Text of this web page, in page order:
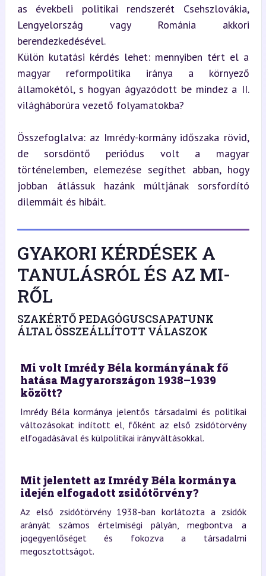
as évekbeli politikai rendszerét Csehszlovákia,
Lengyelország vagy Románia akkori
berendezkedésével.
Külön kutatási kérdés lehet: mennyiben tért el a
magyar reformpolitika iránya a környező
államokétól, s hogyan ágyazódott be mindez a II.
világháborúra vezető folyamatokba?
Összefoglalva: az Imrédy-kormány időszaka rövid,
de sorsdöntő periódus volt a magyar
történelemben, elemezése segíthet abban, hogy
jobban átlássuk hazánk múltjának sorsfordító
dilemmáit és hibáit.
GYAKORI KÉRDÉSEK A
TANULÁSRÓL ÉS AZ MI-
RŐL
SZAKÉRTŐ PEDAGÓGUSCSAPATUNK
ÁLTAL ÖSSZEÁLLÍTOTT VÁLASZOK
Mi volt Imrédy Béla kormányának fő
hatása Magyarországon 1938–1939
között?
Imrédy Béla kormánya jelentős társadalmi és politikai
változásokat indított el, főként az első zsidótörvény
elfogadásával és külpolitikai irányváltásokkal.
Mit jelentett az Imrédy Béla kormánya
idején elfogadott zsidótörvény?
Az első zsidótörvény 1938-ban korlátozta a zsidók
arányát számos értelmiségi pályán, megbontva a
jogegyenlőséget és fokozva a társadalmi
megosztottságot.